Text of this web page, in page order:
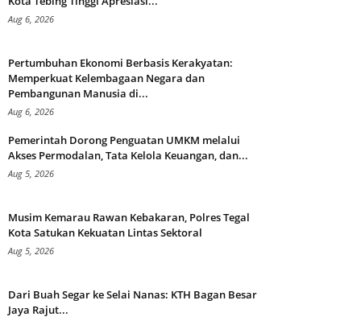
Aug 6, 2026
Pertumbuhan Ekonomi Berbasis Kerakyatan:
Memperkuat Kelembagaan Negara dan
Pembangunan Manusia di...
Aug 6, 2026
Pemerintah Dorong Penguatan UMKM melalui
Akses Permodalan, Tata Kelola Keuangan, dan...
Aug 5, 2026
Musim Kemarau Rawan Kebakaran, Polres Tegal
Kota Satukan Kekuatan Lintas Sektoral
Aug 5, 2026
Dari Buah Segar ke Selai Nanas: KTH Bagan Besar
Jaya Rajut...